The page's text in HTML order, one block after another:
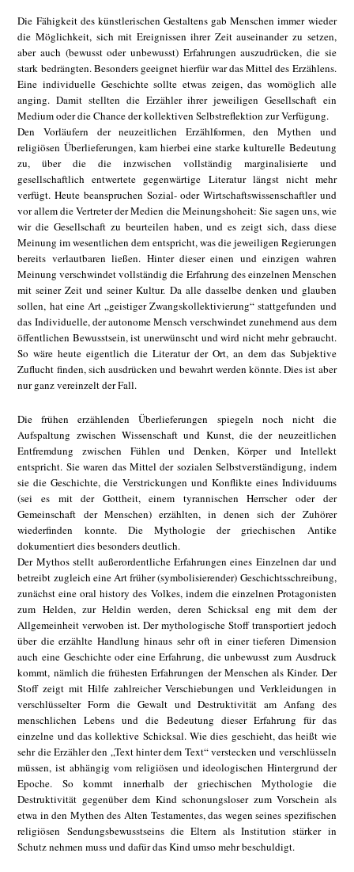
Die Fähigkeit des künstlerischen Gestaltens gab Menschen immer wieder
die Möglichkeit, sich mit Ereignissen ihrer Zeit auseinander zu setzen,
aber auch (bewusst oder unbewusst) Erfahrungen auszudrücken, die sie
stark bedrängten. Besonders geeignet hierfür war das Mittel des Erzählens.
Eine individuelle Geschichte sollte etwas zeigen, das womöglich alle
anging. Damit stellten die Erzähler ihrer jeweiligen Gesellschaft ein
Medium oder die Chance der kollektiven Selbstreflektion zur Verfügung.
Den Vorläufern der neuzeitlichen Erzählformen, den Mythen und
religiösen Überlieferungen, kam hierbei eine starke kulturelle Bedeutung
zu, über die die inzwischen vollständig marginalisierte und
gesellschaftlich entwertete gegenwärtige Literatur längst nicht mehr
verfügt. Heute beanspruchen Sozial- oder Wirtschaftswissenschaftler und
vor allem die Vertreter der Medien die Meinungshoheit: Sie sagen uns, wie
wir die Gesellschaft zu beurteilen haben, und es zeigt sich, dass diese
Meinung im wesentlichen dem entspricht, was die jeweiligen Regierungen
bereits verlautbaren ließen. Hinter dieser einen und einzigen wahren
Meinung verschwindet vollständig die Erfahrung des einzelnen Menschen
mit seiner Zeit und seiner Kultur. Da alle dasselbe denken und glauben
sollen, hat eine Art „geistiger Zwangskollektivierung“ stattgefunden und
das Individuelle, der autonome Mensch verschwindet zunehmend aus dem
öffentlichen Bewusstsein, ist unerwünscht und wird nicht mehr gebraucht.
So wäre heute eigentlich die Literatur der Ort, an dem das Subjektive
Zuflucht finden, sich ausdrücken und bewahrt werden könnte. Dies ist aber
nur ganz vereinzelt der Fall.
Die frühen erzählenden Überlieferungen spiegeln noch nicht die
Aufspaltung zwischen Wissenschaft und Kunst, die der neuzeitlichen
Entfremdung zwischen Fühlen und Denken, Körper und Intellekt
entspricht. Sie waren das Mittel der sozialen Selbstverständigung, indem
sie die Geschichte, die Verstrickungen und Konflikte eines Individuums
(sei es mit der Gottheit, einem tyrannischen Herrscher oder der
Gemeinschaft der Menschen) erzählten, in denen sich der Zuhörer
wiederfinden konnte. Die Mythologie der griechischen Antike
dokumentiert dies besonders deutlich.
Der Mythos stellt außerordentliche Erfahrungen eines Einzelnen dar und
betreibt zugleich eine Art früher (symbolisierender) Geschichtsschreibung,
zunächst eine oral history des Volkes, indem die einzelnen Protagonisten
zum Helden, zur Heldin werden, deren Schicksal eng mit dem der
Allgemeinheit verwoben ist. Der mythologische Stoff transportiert jedoch
über die erzählte Handlung hinaus sehr oft in einer tieferen Dimension
auch eine Geschichte oder eine Erfahrung, die unbewusst zum Ausdruck
kommt, nämlich die frühesten Erfahrungen der Menschen als Kinder. Der
Stoff zeigt mit Hilfe zahlreicher Verschiebungen und Verkleidungen in
verschlüsselter Form die Gewalt und Destruktivität am Anfang des
menschlichen Lebens und die Bedeutung dieser Erfahrung für das
einzelne und das kollektive Schicksal. Wie dies geschieht, das heißt wie
sehr die Erzähler den „Text hinter dem Text“ verstecken und verschlüsseln
müssen, ist abhängig vom religiösen und ideologischen Hintergrund der
Epoche. So kommt innerhalb der griechischen Mythologie die
Destruktivität gegenüber dem Kind schonungsloser zum Vorschein als
etwa in den Mythen des Alten Testamentes, das wegen seines spezifischen
religiösen Sendungsbewusstseins die Eltern als Institution stärker in
Schutz nehmen muss und dafür das Kind umso mehr beschuldigt.